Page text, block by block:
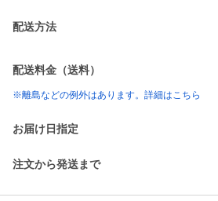
配送方法
配送料金（送料）
※離島などの例外はあります。詳細はこちら
お届け日指定
注文から発送まで